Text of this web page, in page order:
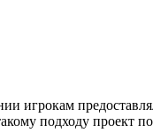
игрокам
подходу проект